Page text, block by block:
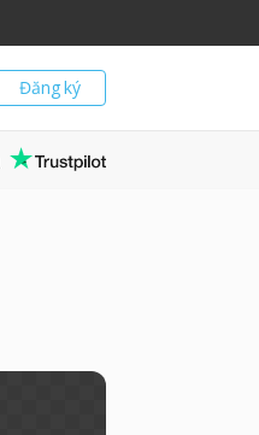
Đăng ký